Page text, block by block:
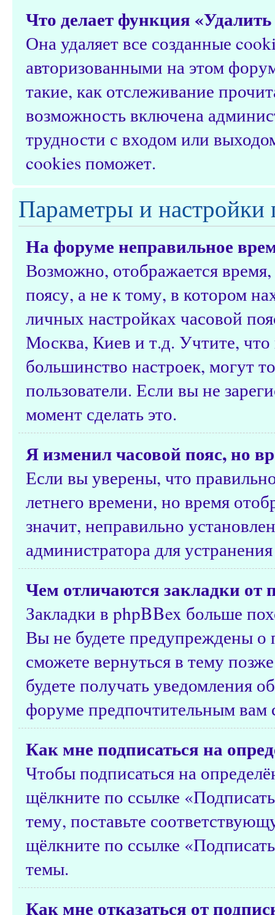
Что делает функция
Она удаляет все созданные
авторизованными на этом
такие, как отслеживание
возможность включена
трудности с входом или
cookies поможет.
Параметры и настройки
На форуме неправильное
Возможно, отображается
поясу, а не к тому, в котором
личных настройках часовой
Москва, Киев и т.д. Учтите, что
большинство настроек, могут
пользователи. Если вы не
момент сделать это.
Я изменил часовой пояс, но
Если вы уверены, что
летнего времени, но время
значит, неправильно
администратора для
Чем отличаются закладки от
Закладки в phpBBex больше
Вы не будете предупреждены
сможете вернуться в тему
будете получать уведомления
форуме предпочтительным
Как мне подписаться на
Чтобы подписаться на
щёлкните по ссылке
тему, поставьте
щёлкните по ссылке
темы.
Как мне отказаться от